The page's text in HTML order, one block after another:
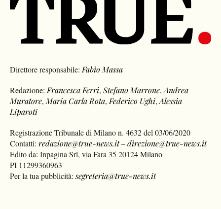
Direttore responsabile: Fabio Massa
Redazione: Francesca Ferri,Stefano Marrone,Andrea
Muratore, Maria Carla Rota, Federico Ughi,Alessia
Liparoti
Registrazione Tribunale di Milano n. 4632 del 03/06/2020
Contatti:redazione@true-news.it–direzione@true-news.it
Edito da: Inpagina Srl, via Fara 35 20124 Milano
PI 11299360963
Per la tua pubblicità:segreteria@true-news.it